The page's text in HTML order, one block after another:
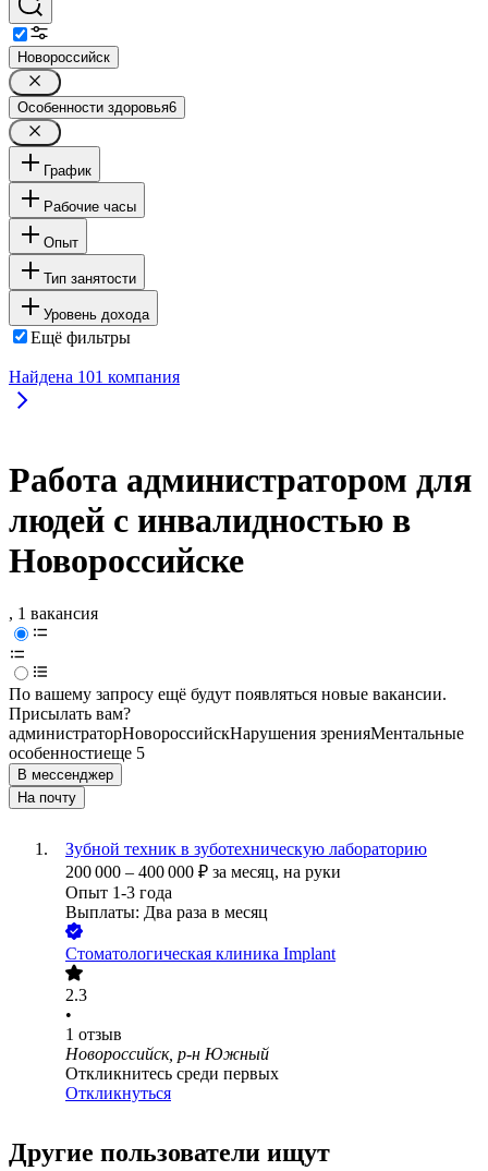
Новороссийск
Особенности здоровья6
График
Рабочие часы
Опыт
Тип занятости
Уровень дохода
Ещё фильтры
Найдена 101 компания
Работа администратором для
людей с инвалидностью в
Новороссийске
, 1 вакансия
По вашему запросу ещё будут появляться новые вакансии.
Присылать вам?
администраторНовороссийскНарушения зренияМентальные
особенностиеще 5
В мессенджер
На почту
Зубной техник в зуботехническую лабораторию
200 000 – 400 000 ₽ за месяц, на руки
Опыт 1-3 года
Выплаты: Два раза в месяц
Стоматологическая клиника Implant
2.3
•
1 отзыв
Новороссийск, р-н Южный
Откликнитесь среди первых
Откликнуться
Другие пользователи ищут